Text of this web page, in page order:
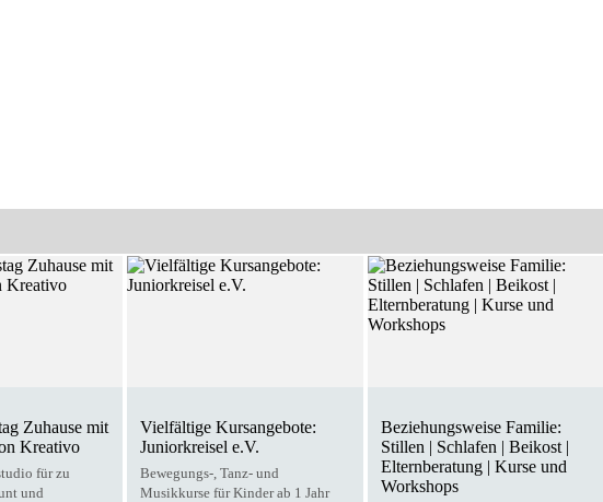
Zuhause mit
Kreativo
für zu
und
Vielfältige Kursangebote:
Juniorkreisel e.V.
Bewegungs-, Tanz- und
Musikkurse für Kinder ab 1 Jahr
Beziehungsweise Familie:
Stillen | Schlafen | Beikost |
Elternberatung | Kurse und
Workshops